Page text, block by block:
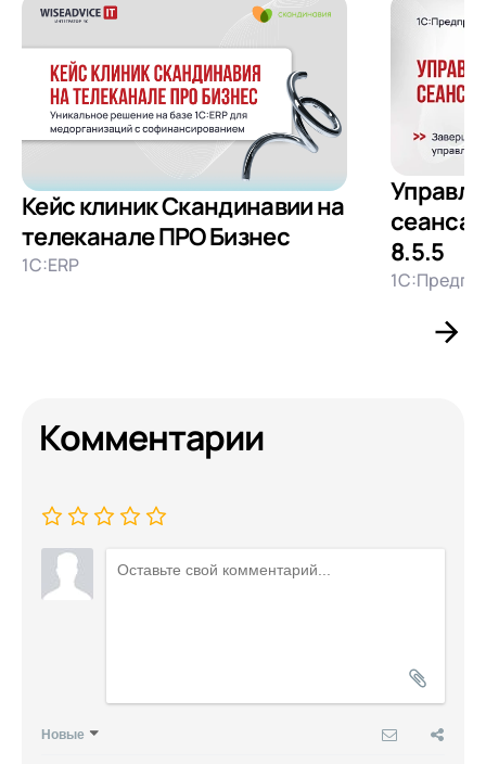
Кейс клиник Скандинавии на
телеканале ПРО Бизнес
1С:ERP
8.5.5
Комментарии
Новые